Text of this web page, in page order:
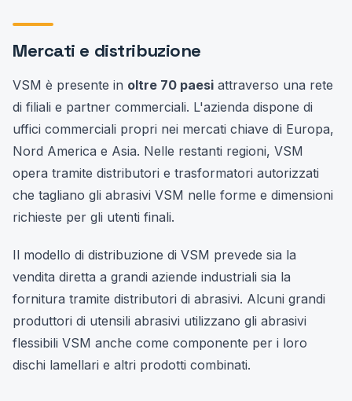
Mercati e distribuzione
VSM è presente in oltre 70 paesi attraverso una rete
di filiali e partner commerciali. L'azienda dispone di
uffici commerciali propri nei mercati chiave di Europa,
Nord America e Asia. Nelle restanti regioni, VSM
opera tramite distributori e trasformatori autorizzati
che tagliano gli abrasivi VSM nelle forme e dimensioni
richieste per gli utenti finali.
Il modello di distribuzione di VSM prevede sia la
vendita diretta a grandi aziende industriali sia la
fornitura tramite distributori di abrasivi. Alcuni grandi
produttori di utensili abrasivi utilizzano gli abrasivi
flessibili VSM anche come componente per i loro
dischi lamellari e altri prodotti combinati.